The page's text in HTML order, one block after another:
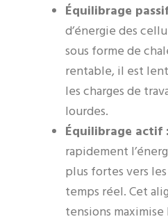
Équilibrage
d’énergie des
sous forme de
rentable, il est
les charges de
lourdes.
Équilibrage actif :
rapidement
plus fortes vers
temps réel. Cet
tensions